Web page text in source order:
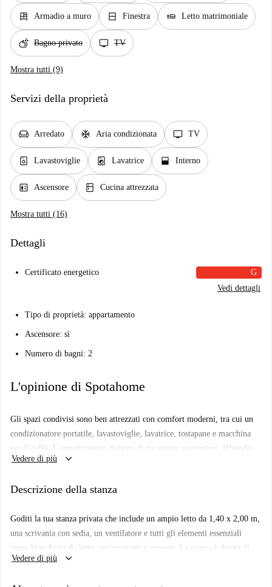
dresser Armadio a muro window_closed Finestra airline_seat_flat Letto matrimoniale
soap Bagno privato tv TV
Mostra tutti (9)
Servizi della proprietà
chair Arredato ac_unit Aria condizionata tv TV
dishwasher_gen Lavastoviglie local_laundry_service Lavatrice window_open Interno
elevator Ascensore kitchen Cucina attrezzata
Mostra tutti (16)
Dettagli
Certificato energetico
G
Vedi dettagli
Tipo di proprietà: appartamento
Ascensore: sì
Numero di bagni: 2
L'opinione di Spotahome
Gli spazi condivisi sono ben attrezzati con comfort moderni, tra cui un
condizionatore portatile, lavastoviglie, lavatrice, tostapane e macchina
per il caffè. L'appartamento dispone di tre stanze aggiuntive, offrendo
un'atmosfera accogliente e comunitaria.
terrazza, è un perfetto mix di comodità e fascino, ideale per studenti o
professionisti che cercano una casa accogliente a Malaga.
Vedere di più keyboard_arrow_down
Descrizione della stanza
Goditi la tua stanza privata che include un ampio letto da 1,40 x 2,00 m,
una scrivania con sedia, un ventilatore e tutti gli elementi essenziali
come biancheria da letto, asciugamani e coperte. La stanza è dotata di
ciò che la rende un rifugio perfetto per studenti o professionisti.
Vedere di più keyboard_arrow_down